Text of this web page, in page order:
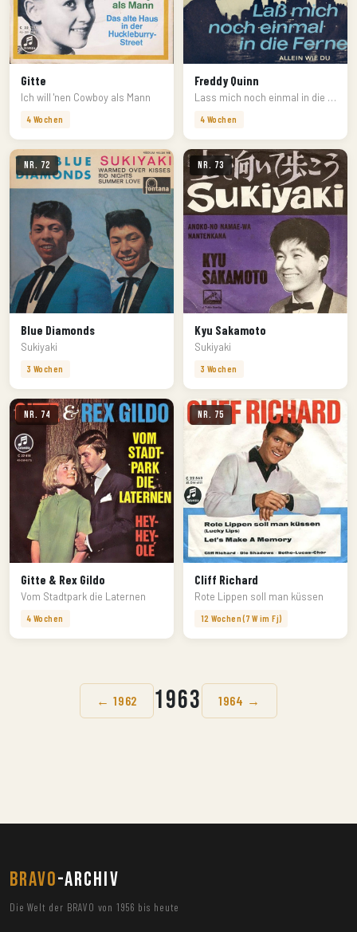
Gitte
Ich will 'nen Cowboy als Mann
4 Wochen
Freddy Quinn
Lass mich noch einmal in die Ferne
4 Wochen
Nr. 72
Blue Diamonds
Sukiyaki
3 Wochen
Nr. 73
Kyu Sakamoto
Sukiyaki
3 Wochen
Nr. 74
Gitte & Rex Gildo
Vom Stadtpark die Laternen
4 Wochen
Nr. 75
Cliff Richard
Rote Lippen soll man küssen
12 Wochen (7 W im Fj)
← 1962 1963 1964 →
BRAVO-ARCHIV
Die Welt der BRAVO von 1956 bis heute